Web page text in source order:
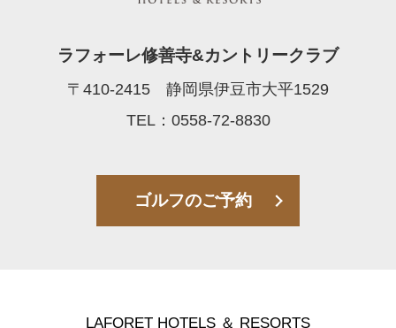
ラフォーレ修善寺&カントリークラブ
〒410-2415 静岡県伊豆市大平1529
TEL：0558-72-8830
ゴルフのご予約
LAFORET HOTELS ＆ RESORTS